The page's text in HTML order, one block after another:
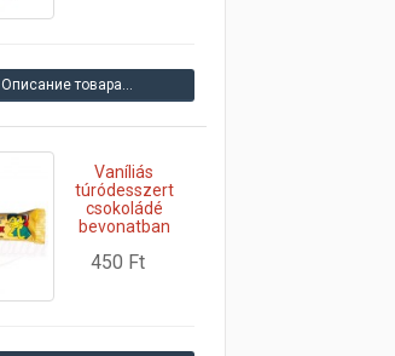
Описание товара…
Vaníliás
túródesszert
csokoládé
bevonatban
450 Ft